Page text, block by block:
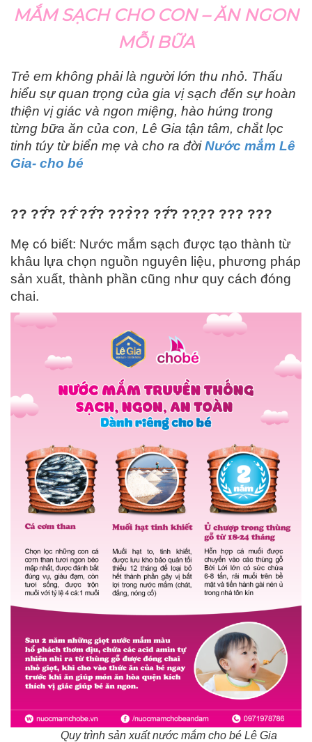
MẮM SẠCH CHO CON – ĂN NGON
MỖI BỮA
Trẻ em không phải là người lớn thu nhỏ. Thấu
hiểu sự quan trọng của gia vị sạch đến sự hoàn
thiện vị giác và ngon miệng, hào hứng trong
từng bữa ăn của con, Lê Gia tận tâm, chắt lọc
tinh túy từ biển mẹ và cho ra đờiNước mắm Lê
Gia- cho bé
?? ??̂́? ??̂́ ??̂́? ???̀?? ??̆́? ??̣?? ??? ???
Mẹ có biết: Nước mắm sạch được tạo thành từ
khâu lựa chọn nguồn nguyên liệu, phương pháp
sản xuất, thành phần cũng như quy cách đóng
chai.
Quy trình sản xuất nước mắm cho bé Lê Gia